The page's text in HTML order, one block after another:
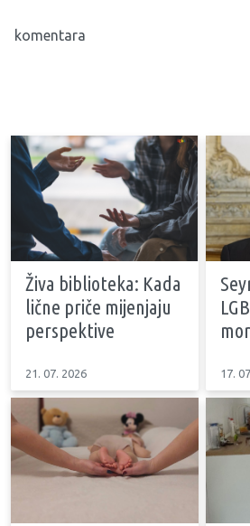
komentara
Živa biblioteka: Kada
lične priče mijenjaju
perspektive
21. 07. 2026 17.